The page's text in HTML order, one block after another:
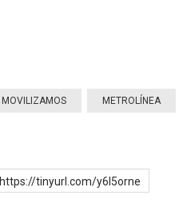
MOVILIZAMOS METROLÍNEA
https://tinyurl.com/y6l5orne